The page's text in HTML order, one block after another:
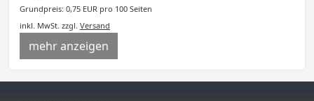
Grundpreis: 0,75 EUR pro 100 Seiten
inkl. MwSt. zzgl. Versand
mehr anzeigen